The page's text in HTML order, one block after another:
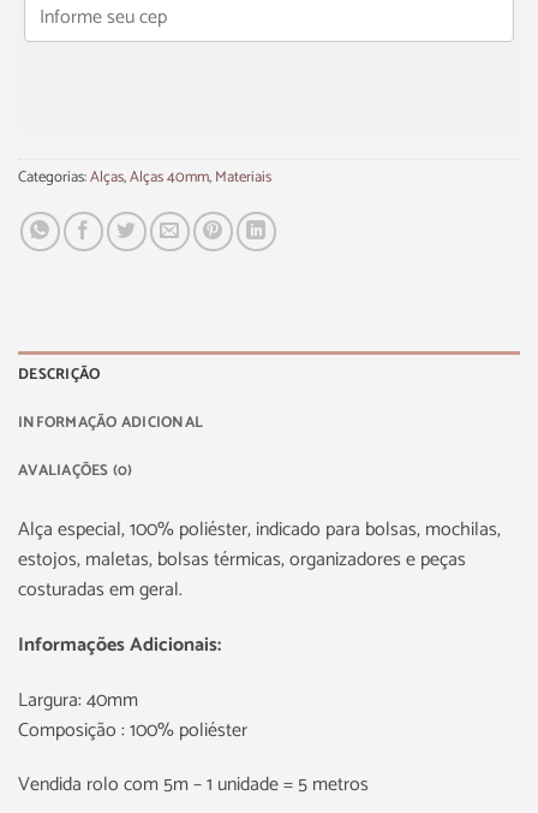
Categorias:Alças,Alças 40mm,Materiais
DESCRIÇÃO
INFORMAÇÃO ADICIONAL
AVALIAÇÕES (0)
Alça especial, 100% poliéster, indicado para bolsas, mochilas,
estojos, maletas, bolsas térmicas, organizadores e peças
costuradas em geral.
Informações Adicionais:
Largura: 40mm
Composição : 100% poliéster
Vendida rolo com 5m – 1 unidade = 5 metros